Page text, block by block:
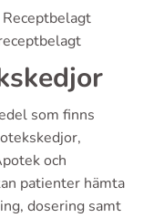
som finns
och
patienter hämta
dosering samt